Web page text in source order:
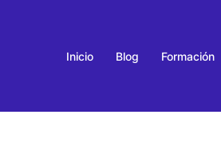
Inicio Blog Formación